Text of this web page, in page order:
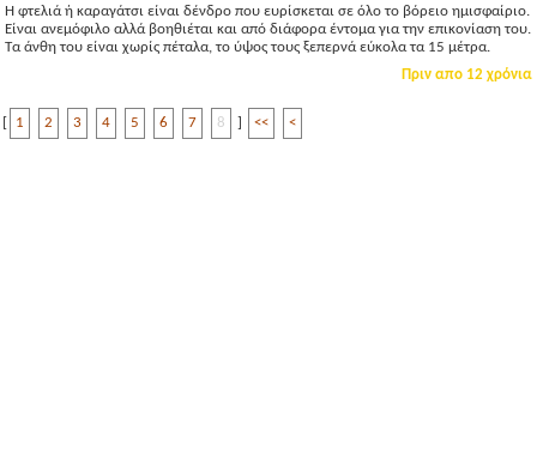
Η φτελιά ή καραγάτσι είναι δένδρο που ευρίσκεται σε όλο το βόρειο ημισφαίριο.
Είναι ανεμόφιλο αλλά βοηθιέται και από διάφορα έντομα για την επικονίαση του.
Τα άνθη του είναι χωρίς πέταλα, το ύψος τους ξεπερνά εύκολα τα 15 μέτρα.
Πριν απο 12 χρόνια
1 2 3 4 5 6 7 8 << <